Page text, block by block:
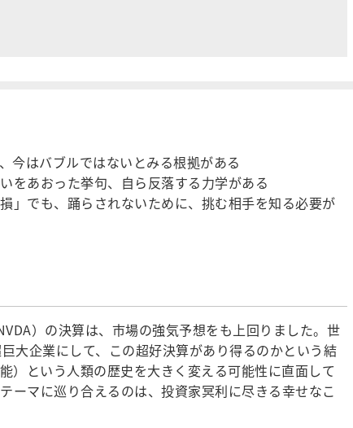
はバブルではないとみる根拠がある
をあおった挙句、自ら反落する力学がある
」でも、踊らされないために、挑む相手を知る必要が
）の決算は、市場の強気予想をも上回りました。世
大企業にして、この超好決算があり得るのかという結
）という人類の歴史を大きく変える可能性に直面して
ーマに巡り合えるのは、投資家冥利に尽きる幸せなこ